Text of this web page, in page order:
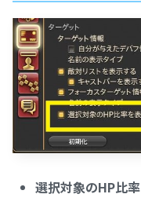
選択対象のHP比